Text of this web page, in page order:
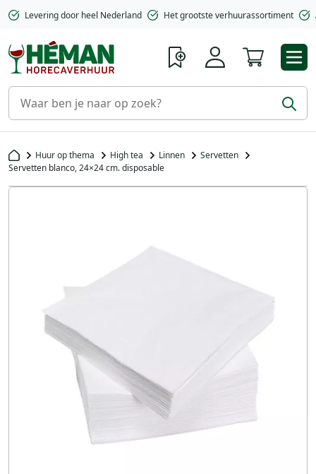
Levering door heel Nederland Het grootste verhuurassortiment
Huur op thema High tea Linnen
Servetten
Servetten blanco, 24×24 cm. disposable